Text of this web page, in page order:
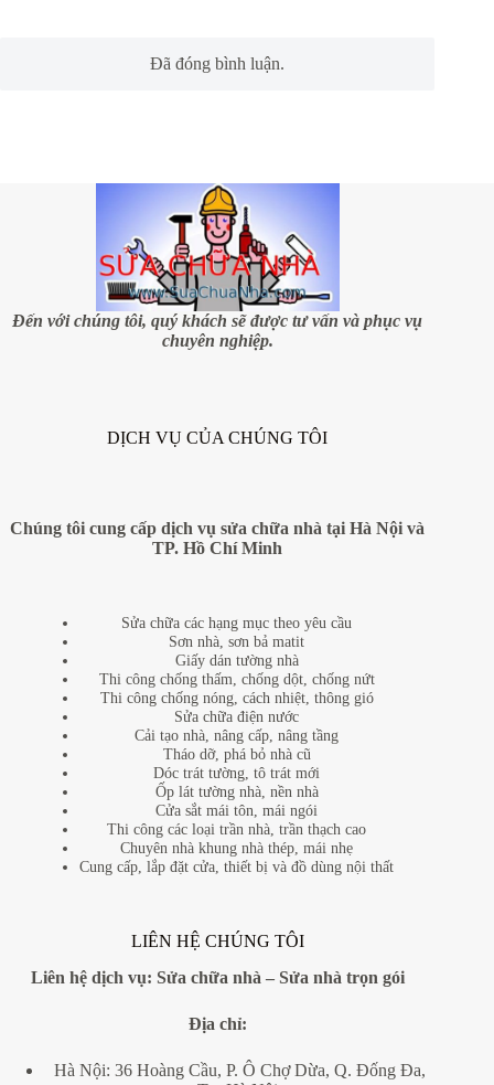
Đã đóng bình luận.
Đến với chúng tôi, quý khách sẽ được tư vấn và phục vụ
chuyên nghiệp.
DỊCH VỤ CỦA CHÚNG TÔI
Chúng tôi cung cấp dịch vụ sửa chữa nhà tại Hà Nội và
TP. Hồ Chí Minh
Sửa chữa các hạng mục theo yêu cầu
Sơn nhà, sơn bả matit
Giấy dán tường nhà
Thi công chống thấm, chống dột, chống nứt
Thi công chống nóng, cách nhiệt, thông gió
Sửa chữa điện nước
Cải tạo nhà, nâng cấp, nâng tầng
Tháo dỡ, phá bỏ nhà cũ
Dóc trát tường, tô trát mới
Ốp lát tường nhà, nền nhà
Cửa sắt mái tôn, mái ngói
Thi công các loại trần nhà, trần thạch cao
Chuyên nhà khung nhà thép, mái nhẹ
Cung cấp, lắp đặt cửa, thiết bị và đồ dùng nội thất
LIÊN HỆ CHÚNG TÔI
Liên hệ dịch vụ: Sửa chữa nhà – Sửa nhà trọn gói
Địa chỉ:
Hà Nội: 36 Hoàng Cầu, P. Ô Chợ Dừa, Q. Đống Đa,